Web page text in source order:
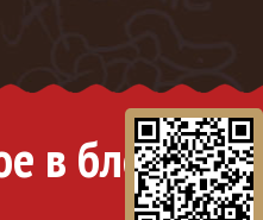
в блоге